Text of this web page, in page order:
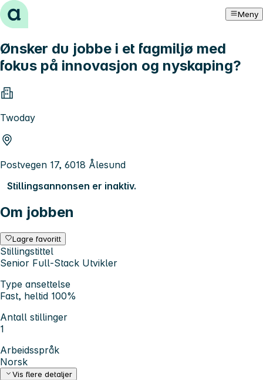
Hopp til innhold Meny
Ønsker du jobbe i et fagmiljø med
fokus på innovasjon og nyskaping?
Twoday
Postvegen 17, 6018 Ålesund
Stillingsannonsen er inaktiv.
Om jobben
Lagre favoritt
Stillingstittel
Senior Full-Stack Utvikler
Type ansettelse
Fast, heltid 100%
Antall stillinger
1
Arbeidsspråk
Norsk
Vis flere detaljer